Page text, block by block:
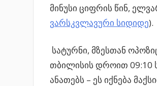
მინუსი ციფრის წინ,
ვარსკვლავური სიდიდე).
სატურნი, მზესთან
თბილისის დროით 09:10
ანათებს – ეს იქნება